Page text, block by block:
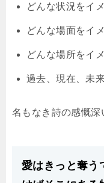
どんな状況をイ
どんな場面をイ
どんな場所をイ
過去、現在、未
名もなき詩の感慨深
愛はきっと奪う